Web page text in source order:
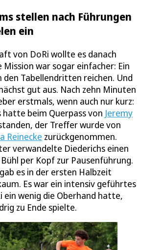
stellen nach Führungen
ein
von DoRi wollte es danach
Mission war sogar einfacher: Ein
den Tabellendritten reichen. Und
gut aus. Nach zehn Minuten
erstmals, wenn auch nur kurz:
hatte beim Querpass von Jeremy
der Treffer wurde von
Reinecke zurückgenommen.
verwandelte Diederichs einen
per Kopf zur Pausenführung.
es in der ersten Halbzeit
Es war ein intensiv geführtes
ein wenig die Oberhand hatte,
zu Ende spielte.